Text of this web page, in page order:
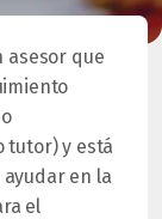
asesor que
tutor) y está
en la
el